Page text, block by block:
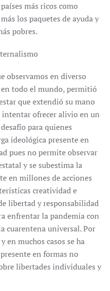
más ricos como
los paquetes de ayuda y
pobres.
observamos en diverso
todo el mundo, permitió
que extendió su mano
intentar ofrecer alivio en un
para quienes
ideológica presente en
pues no permite observar
y se subestima la
en millones de acciones
creatividad e
libertad y responsabilidad
enfrentar la pandemia con
cuarentena universal. Por
en muchos casos se ha
en formas no
libertades individuales y